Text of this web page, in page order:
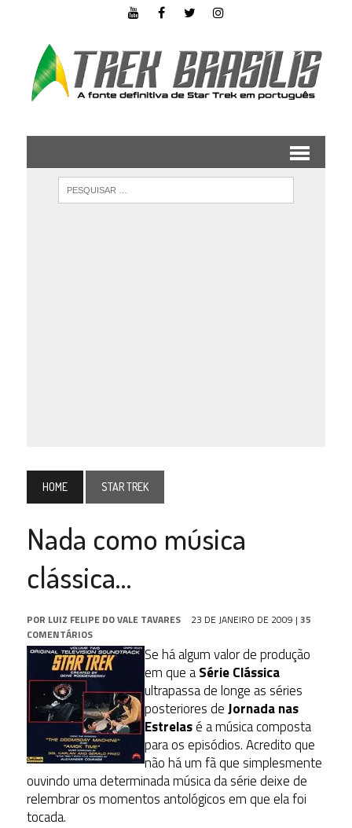
HOME STAR TREK
Nada como música
clássica…
POR LUIZ FELIPE DO VALE TAVARES 23 DE JANEIRO DE 2009 | 35
COMENTÁRIOS
Se há algum valor de produção
em que aSérie Clássica
ultrapassa de longe as séries
posteriores deJornada nas
Estrelasé a música composta
para os episódios. Acredito que
não há um fã que simplesmente
ouvindo uma determinada música da série deixe de
relembrar os momentos antológicos em que ela foi
tocada.